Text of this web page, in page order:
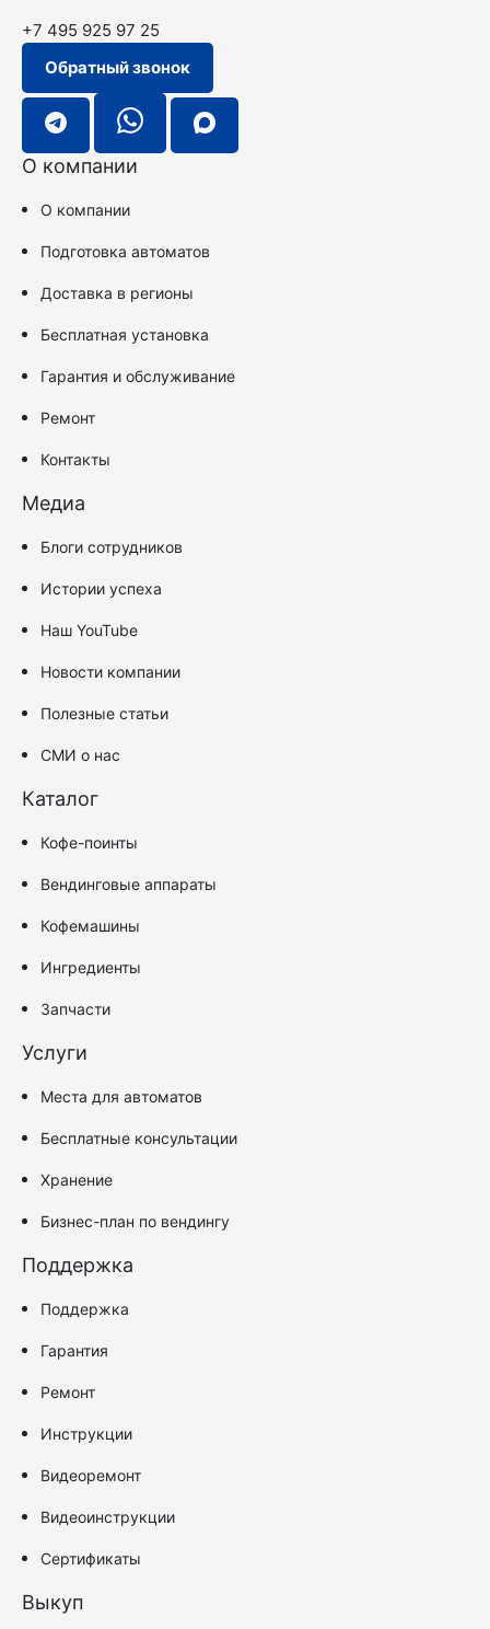
+7 495 925 97 25
Обратный звонок
О компании
О компании
Подготовка автоматов
Доставка в регионы
Бесплатная установка
Гарантия и обслуживание
Ремонт
Контакты
Медиа
Блоги сотрудников
Истории успеха
Наш YouTube
Новости компании
Полезные статьи
СМИ о нас
Каталог
Кофе-поинты
Вендинговые аппараты
Кофемашины
Ингредиенты
Запчасти
Услуги
Места для автоматов
Бесплатные консультации
Хранение
Бизнес-план по вендингу
Поддержка
Поддержка
Гарантия
Ремонт
Инструкции
Видеоремонт
Видеоинструкции
Сертификаты
Выкуп